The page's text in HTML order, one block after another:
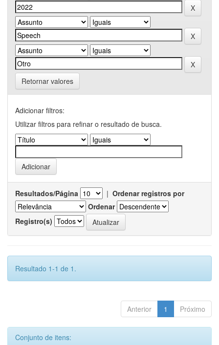
Retornar valores
Adicionar filtros:
Utilizar filtros para refinar o resultado de busca.
Resultados/Página | Ordenar registros por
Ordenar
Registro(s)
Resultado 1-1 de 1.
Anterior 1 Próximo
Conjunto de itens: